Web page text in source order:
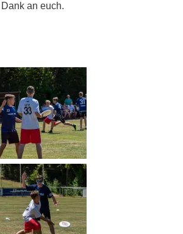
an euch.